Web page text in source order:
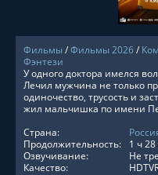
Фильмы/Фильмы 2026/
Фэнтези
У одного доктора имелся
Лечил мужчина не только
одиночество, трусость и
жил мальчишка по имени
Страна:
Продолжительность:
1 ч
Озвучивание:
Не
Качество: